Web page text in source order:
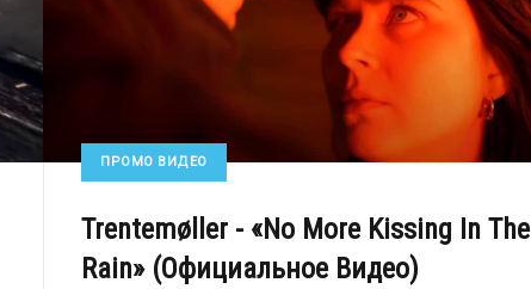
ПРОМО ВИДЕО
Trentemøller - «No More Kissing In The
Rain» (Официальное Видео)